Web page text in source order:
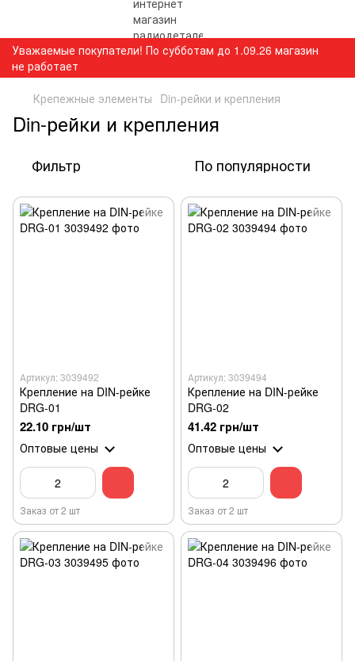
Уважаемые покупатели! По субботам до 1.09.26 магазин
не работает
Крепежные элементы Din-рейки и крепления
Din-рейки и крепления
Фильтр По популярности
Артикул: 3039492
Крепление на DIN-рейке
DRG-01
22.10 грн/шт
Оптовые цены
Заказ от 2 шт
Артикул: 3039494
Крепление на DIN-рейке
DRG-02
41.42 грн/шт
Оптовые цены
Заказ от 2 шт